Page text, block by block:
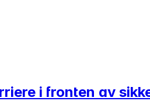
i fronten av